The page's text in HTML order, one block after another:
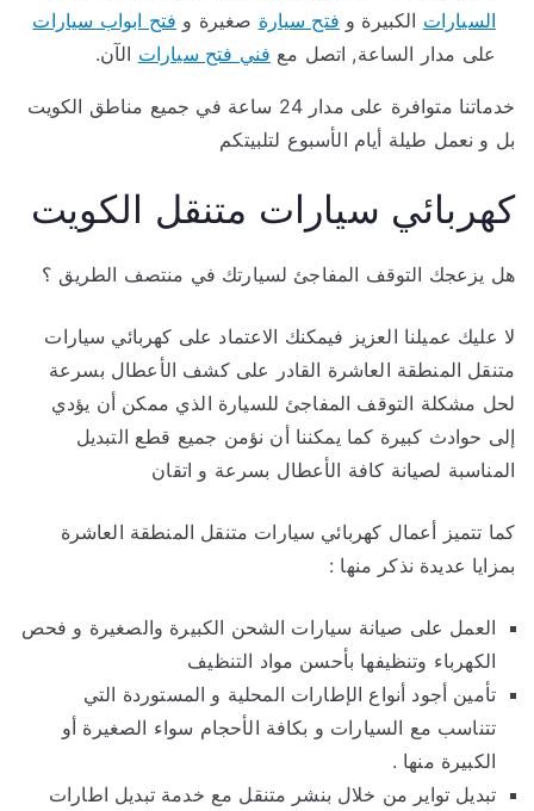
السيارات الكبيرة و فتح سيارة صغيرة و فتح ابواب سيارات
على مدار الساعة, اتصل مع فني فتح سيارات الآن.
خدماتنا متوافرة على مدار 24 ساعة في جميع مناطق الكويت
بل و نعمل طيلة أيام الأسبوع لتلبيتكم
كهربائي سيارات متنقل الكويت
هل يزعجك التوقف المفاجئ لسيارتك في منتصف الطريق ؟
لا عليك عميلنا العزيز فيمكنك الاعتماد على كهربائي سيارات
متنقل المنطقة العاشرة القادر على كشف الأعطال بسرعة
لحل مشكلة التوقف المفاجئ للسيارة الذي ممكن أن يؤدي
إلى حوادث كبيرة كما يمكننا أن نؤمن جميع قطع التبديل
المناسبة لصيانة كافة الأعطال بسرعة و اتقان
كما تتميز أعمال كهربائي سيارات متنقل المنطقة العاشرة
بمزايا عديدة نذكر منها :
العمل على صيانة سيارات الشحن الكبيرة والصغيرة و فحص
الكهرباء وتنظيفها بأحسن مواد التنظيف
تأمين أجود أنواع الإطارات المحلية و المستوردة التي
تتناسب مع السيارات و بكافة الأحجام سواء الصغيرة أو
الكبيرة منها .
تبديل تواير من خلال بنشر متنقل مع خدمة تبديل اطارات